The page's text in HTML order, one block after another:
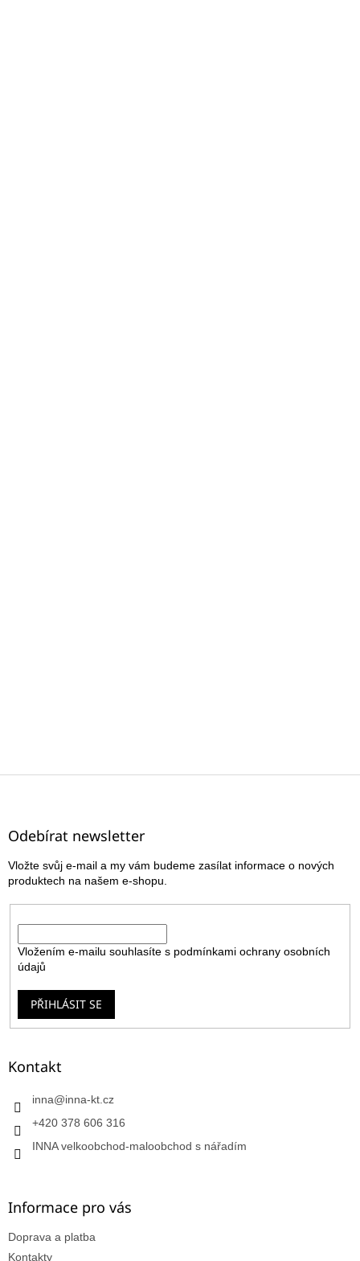
Z
Odebírat newsletter
Vložte svůj e-mail a my vám budeme zasílat informace o nových
produktech na našem e-shopu.
Vložením e-mailu souhlasíte s podmínkami ochrany osobních
údajů
PŘIHLÁSIT SE
Kontakt
inna@inna-kt.cz
+420 378 606 316
INNA velkoobchod-maloobchod s nářadím
Informace pro vás
Doprava a platba
Kontakty